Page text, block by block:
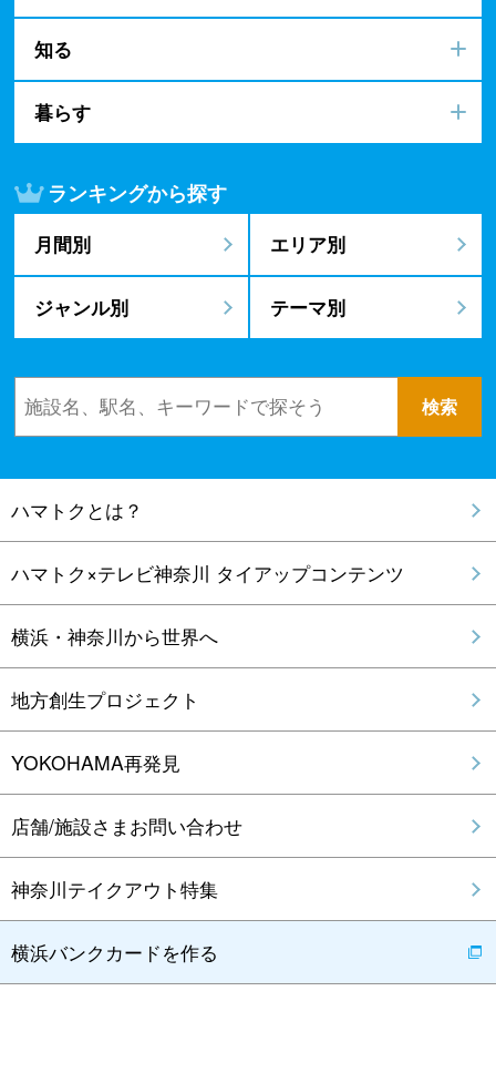
知る
暮らす
ランキングから探す
月間別 エリア別
ジャンル別 テーマ別
ハマトクとは？
ハマトク×テレビ神奈川 タイアップコンテンツ
横浜・神奈川から世界へ
地方創生プロジェクト
YOKOHAMA再発見
店舗/施設さまお問い合わせ
神奈川テイクアウト特集
横浜バンクカードを作る